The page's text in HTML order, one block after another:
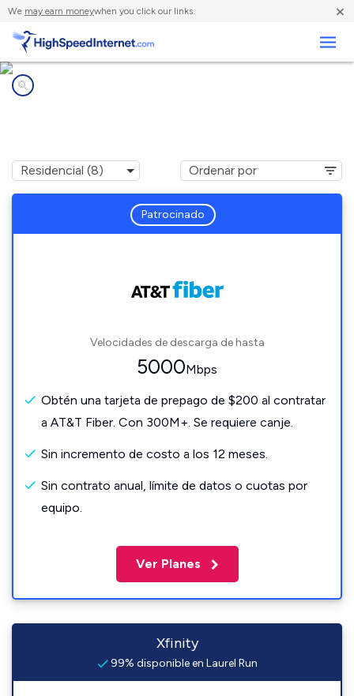
We may earn moneywhen you click our links. ×
Patrocinado
Velocidades de descarga de hasta
5000Mbps
Obtén una tarjeta de prepago de $200 al contratar
a AT&T Fiber. Con 300M+. Se requiere canje.
Sin incremento de costo a los 12 meses.
Sin contrato anual, límite de datos o cuotas por
equipo.
Ver Planes
Xfinity
99% disponible en Laurel Run